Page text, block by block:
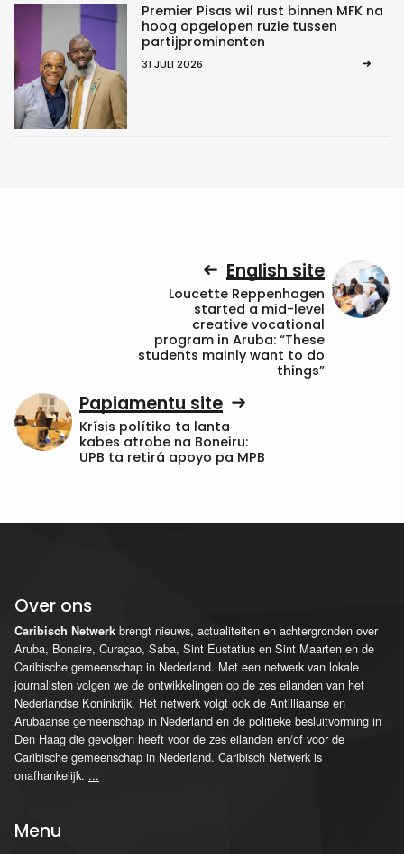
Premier Pisas wil rust binnen MFK na
hoog opgelopen ruzie tussen
partijprominenten
31 JULI 2026
English site
Loucette Reppenhagen
started a mid-level
creative vocational
program in Aruba: “These
students mainly want to do
things”
Papiamentu site
Krísis polítiko ta lanta
kabes atrobe na Boneiru:
UPB ta retirá apoyo pa MPB
Over ons
Caribisch Netwerk brengt nieuws, actualiteiten en achtergronden over
Aruba, Bonaire, Curaçao, Saba, Sint Eustatius en Sint Maarten en de
Caribische gemeenschap in Nederland. Met een netwerk van lokale
journalisten volgen we de ontwikkelingen op de zes eilanden van het
Nederlandse Koninkrijk. Het netwerk volgt ook de Antilliaanse en
Arubaanse gemeenschap in Nederland en de politieke besluitvorming in
Den Haag die gevolgen heeft voor de zes eilanden en/of voor de
Caribische gemeenschap in Nederland. Caribisch Netwerk is
onafhankelijk. ...
Menu